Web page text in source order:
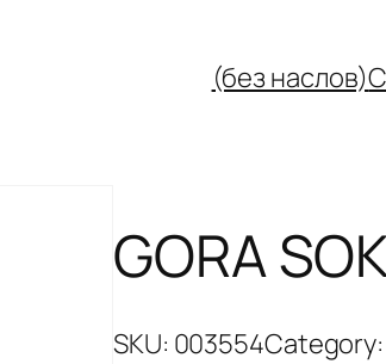
(без наслов)
GORA
SKU: 003554Category: